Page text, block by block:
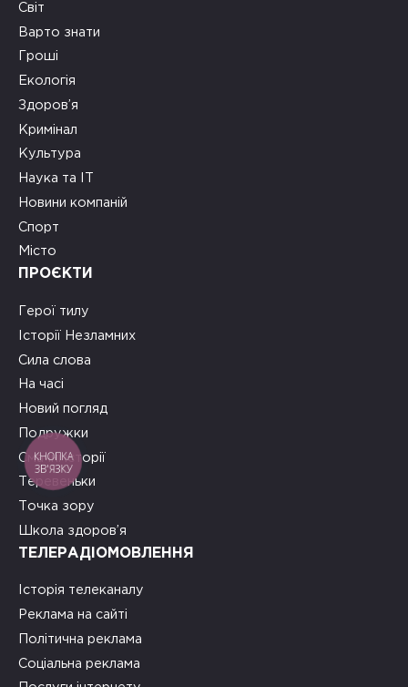
Світ
Варто знати
Гроші
Екологія
Здоров’я
Кримінал
Культура
Наука та ІТ
Новини компаній
Спорт
Місто
ПРОЄКТИ
Герої тилу
Історії Незламних
Сила слова
На часі
Новий погляд
Подружки
Смачні історії
Теревеньки
Точка зору
Школа здоров’я
ТЕЛЕРАДІОМОВЛЕННЯ
Історія телеканалу
Реклама на сайті
Політична реклама
Соціальна реклама
КНОПКА
ЗВ'ЯЗКУ